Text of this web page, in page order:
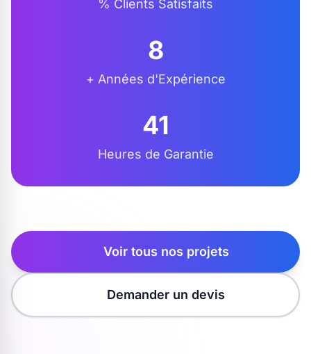
% Clients Satisfaits
10
+ Années d'Expérience
48
Heures de Garantie
Voir tous nos projets
Demander un devis